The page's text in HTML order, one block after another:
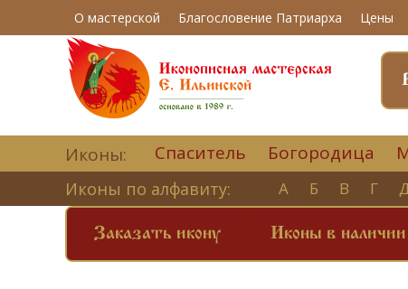
О мастерской Благословение Патриарха Цены
Иконы: Спаситель Богородица
Иконы по алфавиту: А Б В Г
Заказать икону Иконы в наличии